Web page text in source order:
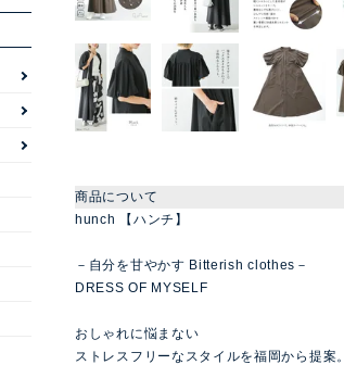
商品について
hunch 【ハンチ】
－自分を甘やかす Bitterish clothes－
DRESS OF MYSELF
おしゃれに悩まない
ストレスフリーなスタイルを福岡から提案。